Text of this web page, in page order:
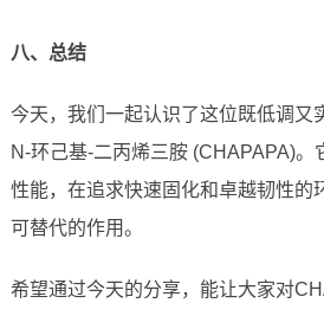
八、总结
今天，我们一起认识了这位既低调
N-环己基-二丙烯三胺 (CHAPAPA)。
性能，在追求快速固化和卓越韧性的
可替代的作用。
希望通过今天的分享，能让大家对